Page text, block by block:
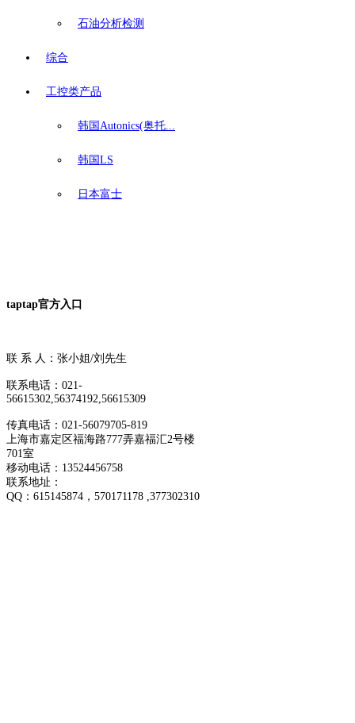
石油分析检测
综合
工控类产品
韩国Autonics(奥托...
韩国LS
日本富士
taptap官方入口
联 系 人：张小姐/刘先生
联系电话：021-
56615302,56374192,56615309
传真电话：021-56079705-819
上海市嘉定区福海路777弄嘉福汇2号楼
701室
移动电话：13524456758
联系地址：
QQ： 615145874 ，570171178 ,377302310